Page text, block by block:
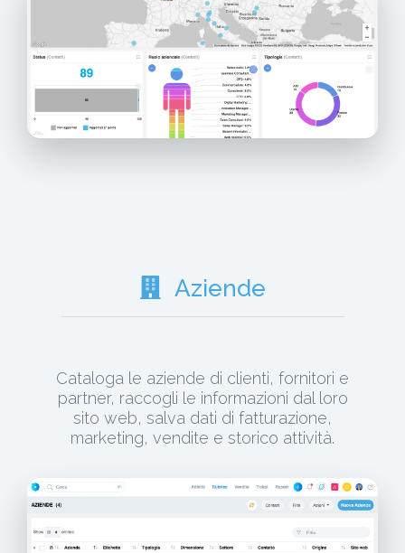
Aziende
Cataloga le aziende di clienti, fornitori e
partner, raccogli le informazioni dal loro
sito web, salva dati di fatturazione,
marketing, vendite e storico attività.